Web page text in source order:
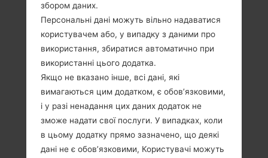
Порівняти
збором даних.
Персональні дані можуть вільно надаватися
користувачем або, у випадку з даними про
використання, збиратися автоматично при
використанні цього додатка.
Якщо не вказано інше, всі дані, які
вимагаються цим додатком, є обов’язковими,
і у разі ненадання цих даних додаток не
зможе надати свої послуги. У випадках, коли
в цьому додатку прямо зазначено, що деякі
дані не є обов’язковими, Користувачі можуть